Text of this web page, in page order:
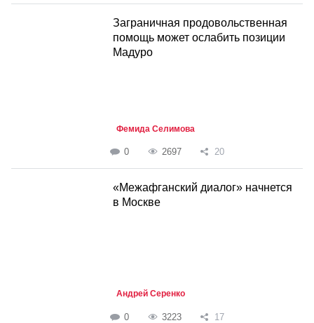
Заграничная продовольственная
помощь может ослабить позиции
Мадуро
Фемида Селимова
0 2697 20
«Межафганский диалог» начнется
в Москве
Андрей Серенко
0 3223 17